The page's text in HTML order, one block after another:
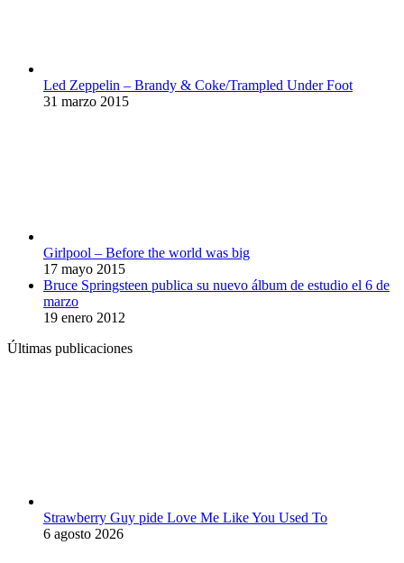
Led Zeppelin – Brandy & Coke/Trampled Under Foot
31 marzo 2015
Girlpool – Before the world was big
17 mayo 2015
Bruce Springsteen publica su nuevo álbum de estudio el 6 de
marzo
19 enero 2012
Últimas publicaciones
Strawberry Guy pide Love Me Like You Used To
6 agosto 2026